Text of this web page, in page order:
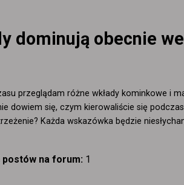
dominują obecnie
przeglądam różne wkłady kominkowe i
dowiem się, czym kierowaliście się
Każda wskazówka będzie
postów na forum: 1